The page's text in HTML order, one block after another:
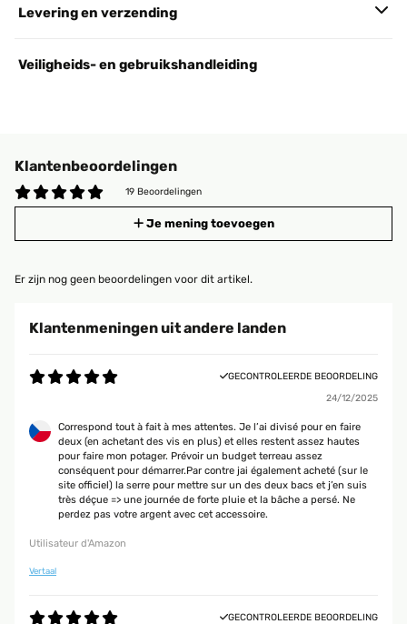
Levering en verzending
Veiligheids- en gebruikshandleiding
Klantenbeoordelingen
19 Beoordelingen
Je mening toevoegen
Er zijn nog geen beoordelingen voor dit artikel.
Klantenmeningen uit andere landen
GECONTROLEERDE BEOORDELING
24/12/2025
Correspond tout à fait à mes attentes. Je l’ai divisé pour en faire
deux (en achetant des vis en plus) et elles restent assez hautes
pour faire mon potager. Prévoir un budget terreau assez
conséquent pour démarrer.Par contre jai également acheté (sur le
site officiel) la serre pour mettre sur un des deux bacs et j’en suis
très déçue => une journée de forte pluie et la bâche a persé. Ne
perdez pas votre argent avec cet accessoire.
Utilisateur d'Amazon
Vertaal
GECONTROLEERDE BEOORDELING